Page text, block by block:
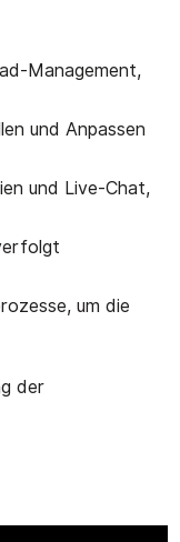
Management,
und Anpassen
und Live-Chat,
um die
der